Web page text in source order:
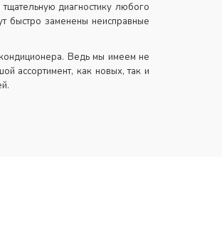
диагностику любого
быстро заменены неисправные
Ведь мы имеем не
ассортимент, как новых, так и